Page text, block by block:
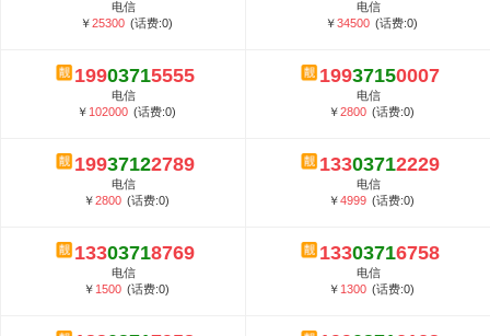
电信
￥25300 (话费:0)
电信
￥34500 (话费:0)
19903715555
电信
￥ 102000 (话费:0)
19937150007
电信
￥2800 (话费:0)
19937122789
电信
￥2800 (话费:0)
13303712229
电信
￥4999 (话费:0)
13303718769
电信
￥ 1500 (话费:0)
13303716758
电信
￥ 1300 (话费:0)